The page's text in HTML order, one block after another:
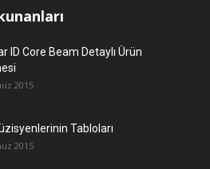
ID Core Beam Detaylı Ürün
2015
Tabloları
2015